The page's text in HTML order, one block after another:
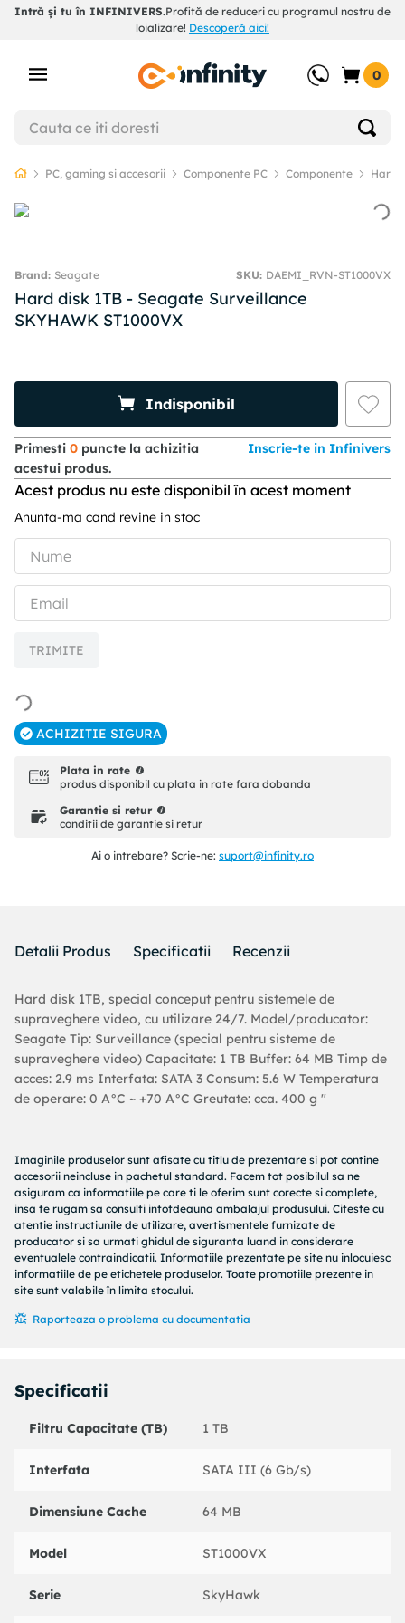
Intră și tu în INFINIVERS.Profită de reduceri cu programul nostru de
loializare! Descoperă aici!
0
PC, gaming si accesorii Componente PC Componente Hard
Seagate SKU: DAEMI_RVN-ST1000VX
Hard disk 1TB - Seagate Surveillance
SKYHAWK ST1000VX
Indisponibil
Primesti 0 puncte la achizitia
acestui produs.
Inscrie-te in Infinivers
Acest produs nu este disponibil în acest moment
Anunta-ma cand revine in stoc
TRIMITE
ACHIZITIE SIGURA
Plata in rate
produs disponibil cu plata in rate fara dobanda
Garantie si retur
conditii de garantie si retur
Ai o intrebare? Scrie-ne: suport@infinity.ro
Detalii Produs Specificatii Recenzii
Hard disk 1TB, special conceput pentru sistemele de
supraveghere video, cu utilizare 24/7. Model/producator:
Seagate Tip: Surveillance (special pentru sisteme de
supraveghere video) Capacitate: 1 TB Buffer: 64 MB Timp de
acces: 2.9 ms Interfata: SATA 3 Consum: 5.6 W Temperatura
de operare: 0 A°C ~ +70 A°C Greutate: cca. 400 g "
Imaginile produselor sunt afisate cu titlu de prezentare si pot contine
accesorii neincluse in pachetul standard. Facem tot posibilul sa ne
asiguram ca informatiile pe care ti le oferim sunt corecte si complete,
insa te rugam sa consulti intotdeauna ambalajul produsului. Citeste cu
atentie instructiunile de utilizare, avertismentele furnizate de
producator si sa urmati ghidul de siguranta luand in considerare
eventualele contraindicatii. Informatiile prezentate pe site nu inlocuiesc
informatiile de pe etichetele produselor. Toate promotiile prezente in
site sunt valabile în limita stocului.
Raporteaza o problema cu documentatia
Specificatii
Filtru Capacitate (TB) 1 TB
Interfata SATA III (6 Gb/s)
Dimensiune Cache 64 MB
Model ST1000VX
Serie SkyHawk